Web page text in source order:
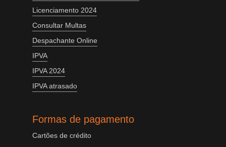
Licenciamento 2024
Consultar Multas
Despachante Online
IPVA
IPVA 2024
IPVA atrasado
Formas de pagamento
Cartões de crédito